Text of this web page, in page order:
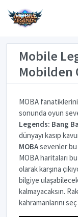
Mobile
Mobilden
MOBA
sonunda oyun
Legends: Bang
dünyayı kasıp
MOBAsevenler bu
MOBA haritaları
olarak karşına
bilgiye
kalmayacaksın.
kahramanlarını